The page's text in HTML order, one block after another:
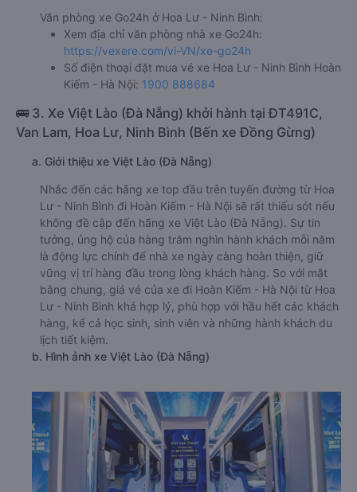
Văn phòng xe Go24h ở Hoa Lư - Ninh Bình:
Xem địa chỉ văn phòng nhà xe Go24h:
https://vexere.com/vi-VN/xe-go24h
Số điện thoại đặt mua vé xe Hoa Lư - Ninh Bình Hoàn
Kiếm - Hà Nội: 1900 888684
🚌 3. Xe Việt Lào (Đà Nẵng) khởi hành tại ĐT491C,
Van Lam, Hoa Lư, Ninh Bình (Bến xe Đồng Gừng)
a. Giới thiệu xe Việt Lào (Đà Nẵng)
Nhắc đến các hãng xe top đầu trên tuyến đường từ Hoa
Lư - Ninh Bình đi Hoàn Kiếm - Hà Nội sẽ rất thiếu sót nếu
không đề cập đến hãng xe Việt Lào (Đà Nẵng). Sự tin
tưởng, ủng hộ của hàng trăm nghìn hành khách mỗi năm
là động lực chính để nhà xe ngày càng hoàn thiện, giữ
vững vị trí hàng đầu trong lòng khách hàng. So với mặt
bằng chung, giá vé của xe đi Hoàn Kiếm - Hà Nội từ Hoa
Lư - Ninh Bình khá hợp lý, phù hợp với hầu hết các khách
hàng, kể cả học sinh, sinh viên và những hành khách du
lịch tiết kiệm.
b. Hình ảnh xe Việt Lào (Đà Nẵng)